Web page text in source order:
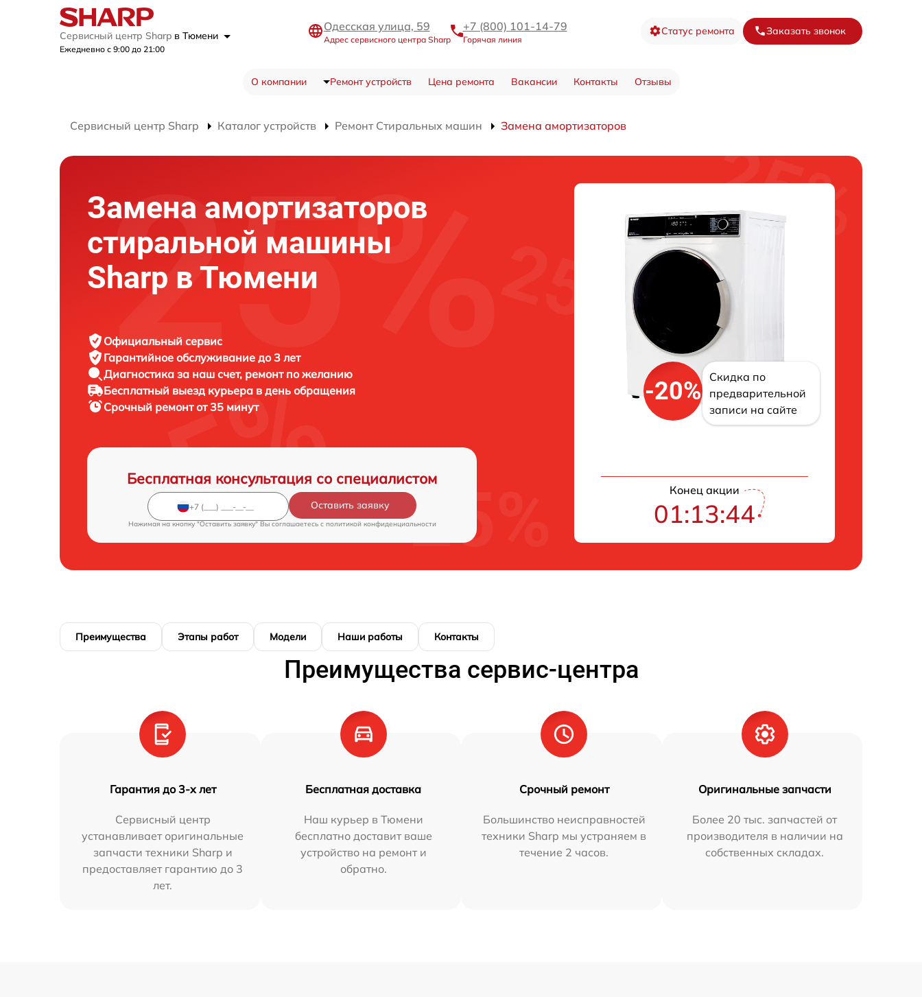
Сервисный центр Sharp в Тюмени
Ежедневно с 9:00 до 21:00
Одесская улица, 59
Адрес сервисного центра Sharp
+7 (800) 101-14-79
Горячая линия
Статус ремонта Заказать звонок
О компании Ремонт устройств Цена ремонта Вакансии Контакты Отзывы
Сервисный центр Sharp Каталог устройств Ремонт Стиральных машин Замена амортизаторов
Замена амортизаторов
стиральной машины
Sharp в Тюмени
Официальный сервис
Гарантийное обслуживание до 3 лет
Диагностика за наш счет, ремонт по желанию
Бесплатный выезд курьера в день обращения
Срочный ремонтот 35 минут
Бесплатная консультация со специалистом
Оставить заявку
Нажимая на кнопку "Оставить заявку" Вы соглашаетесь c политикой конфиденциальности
-20%
Скидка по
предварительной
записи на сайте
Конец акции
01:13:43
Преимущества Этапы работ Модели Наши работы Контакты
Преимущества сервис-центра
Гарантия до 3-х лет
Сервисный центр
устанавливает оригинальные
запчасти техники Sharp и
предоставляет гарантию до 3
лет.
Бесплатная доставка
Наш курьер в Тюмени
бесплатно доставит ваше
устройство на ремонт и
обратно.
Срочный ремонт
Большинство неисправностей
техники Sharp мы устраняем в
течение 2 часов.
Оригинальные запчасти
Более 20 тыс. запчастей от
производителя в наличии на
собственных складах.